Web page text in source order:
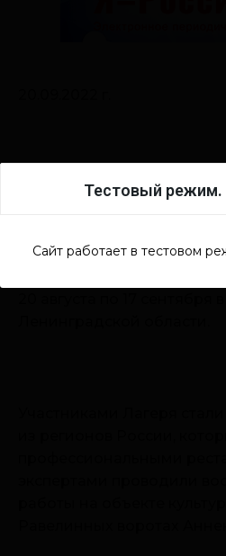
Тестовый режим.
Сайт работает в тестовом